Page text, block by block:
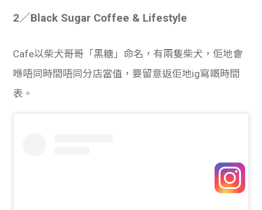
2／Black Sugar Coffee & Lifestyle
Cafe以柴犬哥哥「黑糖」命名，有兩隻柴犬，佢地會
喺唔同時間唔同分店當值，要留意返佢地ig寫嘅時間
表。